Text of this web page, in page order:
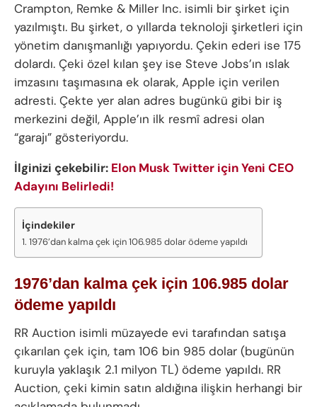
Crampton, Remke & Miller Inc. isimli bir şirket için
yazılmıştı. Bu şirket, o yıllarda teknoloji şirketleri için
yönetim danışmanlığı yapıyordu. Çekin ederi ise 175
dolardı. Çeki özel kılan şey ise Steve Jobs’ın ıslak
imzasını taşımasına ek olarak, Apple için verilen
adresti. Çekte yer alan adres bugünkü gibi bir iş
merkezini değil, Apple’ın ilk resmî adresi olan
“garajı” gösteriyordu.
İlginizi çekebilir: Elon Musk Twitter için Yeni CEO
Adayını Belirledi!
İçindekiler
1976’dan kalma çek için 106.985 dolar ödeme yapıldı
1976’dan kalma çek için 106.985 dolar
ödeme yapıldı
RR Auction isimli müzayede evi tarafından satışa
çıkarılan çek için, tam 106 bin 985 dolar (bugünün
kuruyla yaklaşık 2.1 milyon TL) ödeme yapıldı. RR
Auction, çeki kimin satın aldığına ilişkin herhangi bir